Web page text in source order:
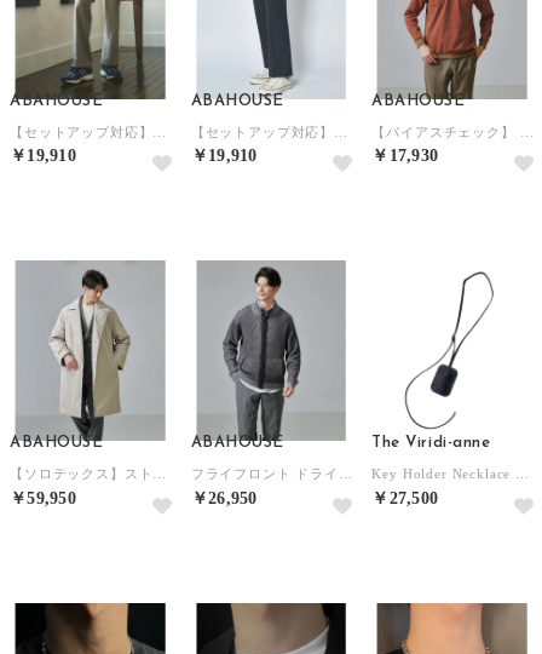
ABAHOUSE
￥19,910
ABAHOUSE
￥19,910
ABAHOUSE
￥17,930
ABAHOUSE
【ソロテックス】ストレッチ ライトダウンコート （アイボリー）
￥59,950
ABAHOUSE
フライフロント ドライバーズニット / ブルゾン （チャコールグレー）
￥26,950
The Viridi-anne
Key Holder Necklace （BLACK）
￥27,500